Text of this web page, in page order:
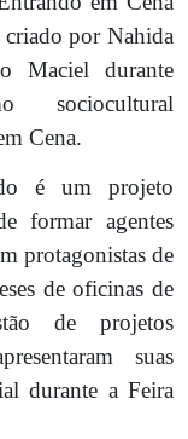
por Nahida
Maciel durante
sociocultural
Cena.
é um projeto
formar agentes
protagonistas de
de oficinas de
de projetos
suas
durante a Feira